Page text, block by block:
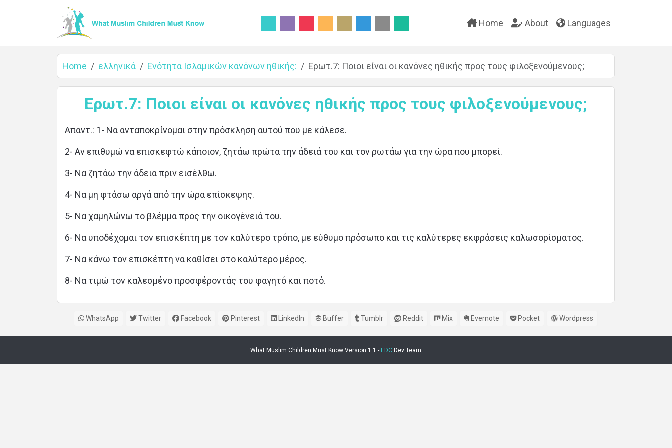
Languages
Home About Languages
Home ελληνικά Ενότητα Ισλαμικών κανόνων ηθικής: Ερωτ.7: Ποιοι είναι οι κανόνες ηθικής προς τους φιλοξενούμενους;
Ερωτ.7: Ποιοι είναι οι κανόνες ηθικής προς τους φιλοξενούμενους;
Απαντ.: 1- Να ανταποκρίνομαι στην πρόσκληση αυτού που με κάλεσε.
2- Αν επιθυμώ να επισκεφτώ κάποιον, ζητάω πρώτα την άδειά του και τον ρωτάω για την ώρα που μπορεί.
3- Να ζητάω την άδεια πριν εισέλθω.
4- Να μη φτάσω αργά από την ώρα επίσκεψης.
5- Να χαμηλώνω το βλέμμα προς την οικογένειά του.
6- Να υποδέχομαι τον επισκέπτη με τον καλύτερο τρόπο, με εύθυμο πρόσωπο και τις καλύτερες εκφράσεις καλωσορίσματος.
7- Να κάνω τον επισκέπτη να καθίσει στο καλύτερο μέρος.
8- Να τιμώ τον καλεσμένο προσφέροντάς του φαγητό και ποτό.
WhatsApp Twitter Facebook Pinterest LinkedIn Buffer Tumblr Reddit Mix Evernote Pocket Wordpress
What Muslim Children Must Know Version 1.1 - EDC Dev Team